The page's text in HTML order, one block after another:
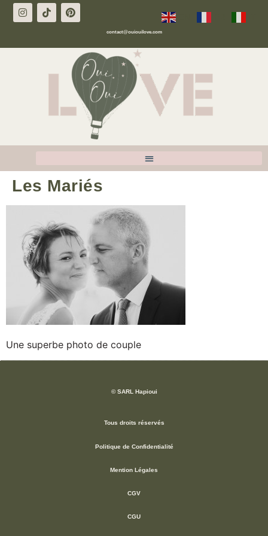
contact@ouiouilove.com
Les Mariés
Une superbe photo de couple
© SARL Hapioui
Tous droits réservés
Politique de Confidentialité
Mention Légales
CGV
CGU